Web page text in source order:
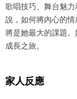
歌唱技巧、舞台魅
說，如何將內心的情
將是她最大的課題
成長之旅。
家人反應